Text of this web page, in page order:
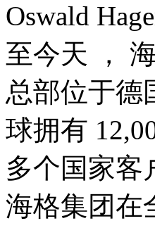
Oswald
至今天 ，
总部位于德
球拥有
多个国家客
海格集团在